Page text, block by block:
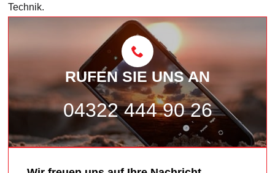
Technik.
RUFEN SIE UNS AN
04322 444 90 26